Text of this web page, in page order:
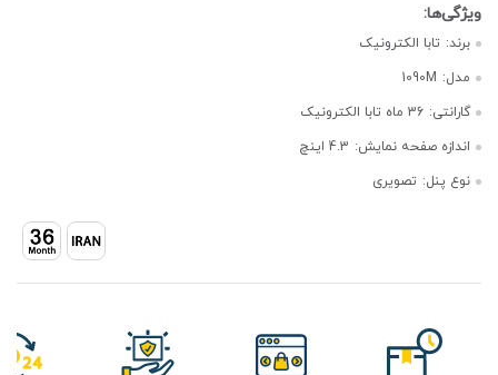
برند: تابا الکترونیک
مدل: 1090M
گارانتی: 36 ماه تابا الکترونیک
اندازه صفحه نمایش: 4.3 اینچ
نوع پنل: تصویری